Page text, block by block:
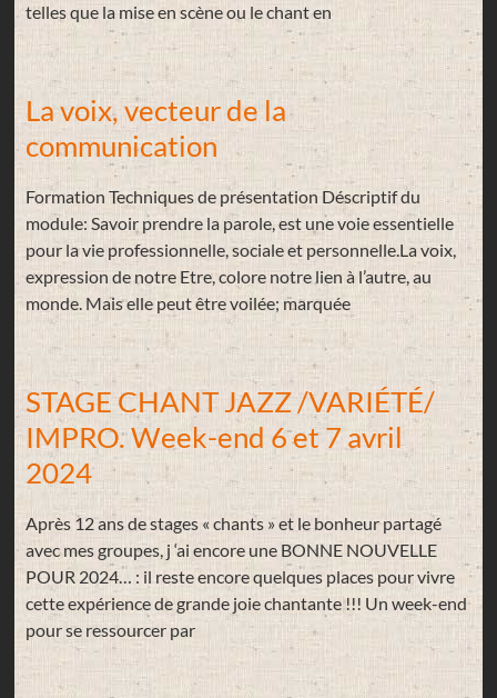
telles que la mise en scène ou le chant en
La voix, vecteur de la
communication
Formation Techniques de présentation Déscriptif du
module: Savoir prendre la parole, est une voie essentielle
pour la vie professionnelle, sociale et personnelle.La voix,
expression de notre Etre, colore notre lien à l’autre, au
monde. Mais elle peut être voilée; marquée
STAGE CHANT JAZZ /VARIÉTÉ/
IMPRO. Week-end 6 et 7 avril
2024
Après 12 ans de stages « chants » et le bonheur partagé
avec mes groupes, j ‘ai encore une BONNE NOUVELLE
POUR 2024… : il reste encore quelques places pour vivre
cette expérience de grande joie chantante !!! Un week-end
pour se ressourcer par